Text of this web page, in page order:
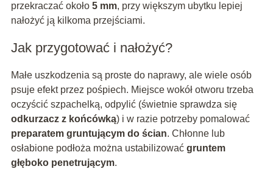
przekraczać około 5 mm, przy większym ubytku lepiej
nałożyć ją kilkoma przejściami.
Jak przygotować i nałożyć?
Małe uszkodzenia są proste do naprawy, ale wiele osób
psuje efekt przez pośpiech. Miejsce wokół otworu trzeba
oczyścić szpachelką, odpylić (świetnie sprawdza się
odkurzacz z końcówką) i w razie potrzeby pomalować
preparatem gruntującym do ścian. Chłonne lub
osłabione podłoża można ustabilizować gruntem
głęboko penetrującym.